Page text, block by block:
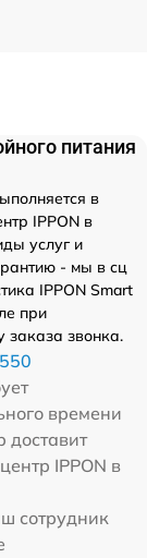
питания
в
IPPON в
услуг и
- мы в сц
IPPON Smart
при
заказа звонка.
времени
доставит
IPPON в
сотрудник